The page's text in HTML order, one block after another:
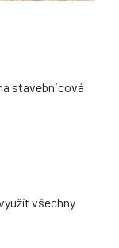
stavebnicová
všechny